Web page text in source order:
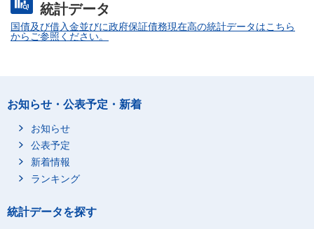
統計データ
国債及び借入金並びに政府保証債務現在高の統計データはこちら
からご参照ください。
お知らせ・公表予定・新着
お知らせ
公表予定
新着情報
ランキング
統計データを探す